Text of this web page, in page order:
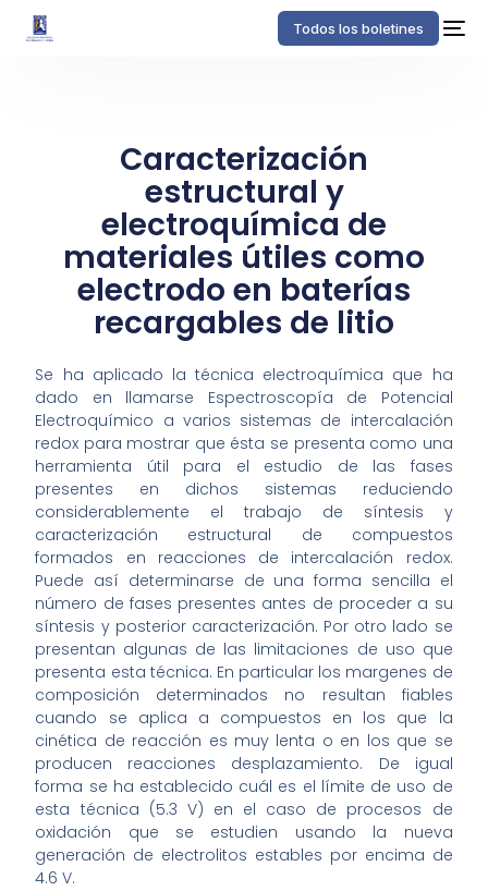
Todos los boletines
Caracterización
estructural y
electroquímica de
materiales útiles como
electrodo en baterías
recargables de litio
Se ha aplicado la técnica electroquímica que ha
dado en llamarse Espectroscopía de Potencial
Electroquímico a varios sistemas de intercalación
redox para mostrar que ésta se presenta como una
herramienta útil para el estudio de las fases
presentes en dichos sistemas reduciendo
considerablemente el trabajo de síntesis y
caracterización estructural de compuestos
formados en reacciones de intercalación redox.
Puede así determinarse de una forma sencilla el
número de fases presentes antes de proceder a su
síntesis y posterior caracterización. Por otro lado se
presentan algunas de las limitaciones de uso que
presenta esta técnica. En particular los margenes de
composición determinados no resultan fiables
cuando se aplica a compuestos en los que la
cinética de reacción es muy lenta o en los que se
producen reacciones desplazamiento. De igual
forma se ha establecido cuál es el límite de uso de
esta técnica (5.3 V) en el caso de procesos de
oxidación que se estudien usando la nueva
generación de electrolitos estables por encima de
4.6 V.